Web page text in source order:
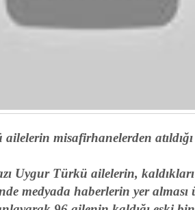
misafirhanelerden
Uygur Türkü ailelerin,
medyada haberlerin yer